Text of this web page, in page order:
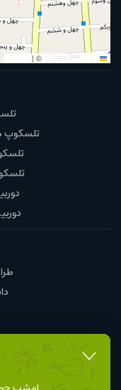
| © OpenStreetMap
تلسکوپ